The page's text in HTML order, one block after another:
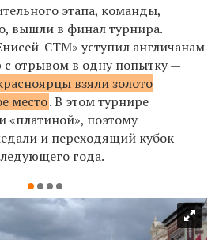
этапа, команды,
вышли в финал турнира.
СТМ» уступил англичанам
с отрывом в одну попытку —
взяли золото
место. В этом турнире
«платиной», поэтому
и переходящий кубок
года.